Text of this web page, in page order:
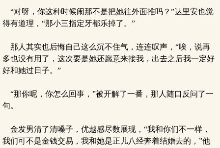
“对呀，你这种时候闹那不是把她往外面推吗？”达里安也觉
得有道理，“那小三指定牙都乐掉了。”
那人其实也后悔自己这么沉不住气，连连叹声，“唉，说再
多也没有用了，这次要是她还愿意来接我，出去之后我一定好
好和她过日子。”
“那你呢，你怎么回事，”被开解了一番，那人随口反问了一
句。
金发男清了清嗓子，优越感尽数展现，“我和你们不一样，
我们可不是金钱交易，我和她是正儿八经奔着结婚去的，”他